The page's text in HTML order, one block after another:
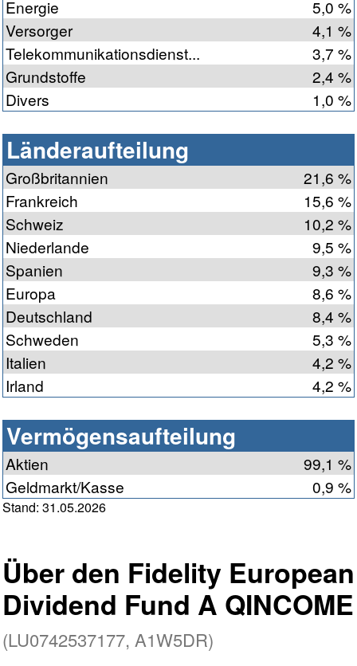
Energie
5,0 %
Versorger
4,1 %
Telekommunikationsdienst...
3,7 %
Grundstoffe
2,4 %
Divers
1,0 %
Länderaufteilung
Großbritannien
21,6 %
Frankreich
15,6 %
Schweiz
10,2 %
Niederlande
9,5 %
Spanien
9,3 %
Europa
8,6 %
Deutschland
8,4 %
Schweden
5,3 %
Italien
4,2 %
Irland
4,2 %
Vermögensaufteilung
Aktien
99,1 %
Geldmarkt/Kasse
0,9 %
Stand: 31.05.2026
Über den Fidelity European
Dividend Fund A QINCOME
(LU0742537177, A1W5DR)